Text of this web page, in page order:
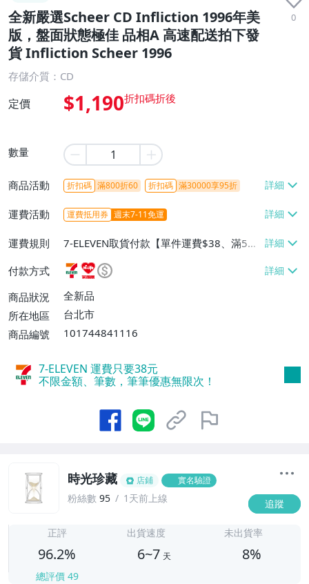
全新嚴選Scheer CD Infliction 1996年美
版，盤面狀態極佳 品相A 高速配送拍下發
貨 Infliction Scheer 1996
0
存儲介質：CD
定價 $1,190
數量
商品活動 折扣碼 滿800折60 折扣碼 滿30000享95折
運費活動 運費抵用券 週末7-11免運
運費規則
7-ELEVEN取貨付款【單件運費$38、滿5件
或消費滿$1298免運費】、7-ELEVEN取貨
不付款【免運費】、萊爾富取貨付款【單件
運費$60、滿5件或消費滿$1298免運
費】、宅配/貨運【單件運費$120、滿5件
付款方式
商品狀況
全新品
所在地區
台北市
商品編號
101744841116
7-ELEVEN 運費只要38元
不限金額、筆數，筆筆優惠無限次！
時光珍藏 店鋪 實名驗證
粉絲數 95 1天前上線 追蹤
正評
96.2%
總評價 49
出貨速度
6~7 天
未出貨率
8%